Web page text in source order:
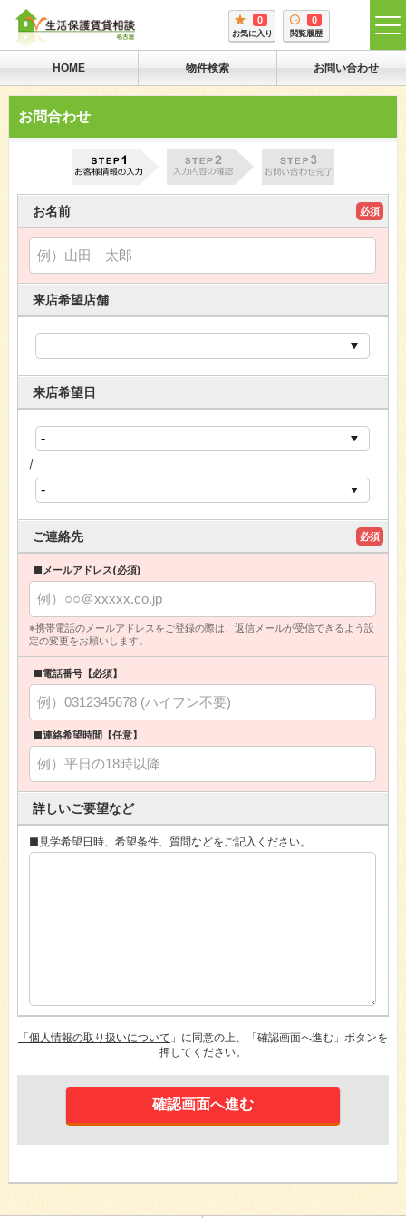
0
お気に入り
0
閲覧履歴
HOME 物件検索 お問い合わせ
お問合わせ
お名前 必須
来店希望店舗
来店希望日
/
ご連絡先 必須
■メールアドレス(必須)
※携帯電話のメールアドレスをご登録の際は、返信メールが受信できるよう設
定の変更をお願いします。
■電話番号【必須】
■連絡希望時間【任意】
詳しいご要望など
■見学希望日時、希望条件、質問などをご記入ください。
「個人情報の取り扱いについて 」に同意の上、「確認画面へ進む」ボタンを
押してください。